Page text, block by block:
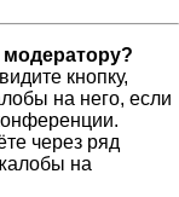
кнопку,
на него, если
через ряд
на